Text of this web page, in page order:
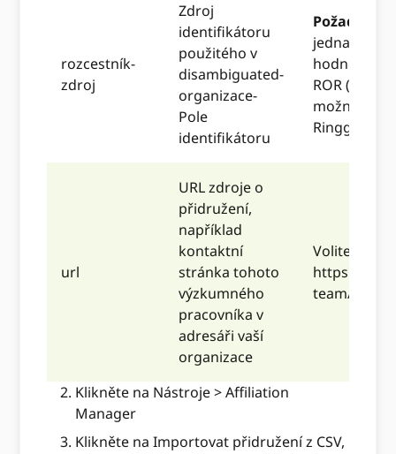
rozcestník-
zdroj
Zdroj
identifikátoru
použitého v
disambiguated-
organizace-
Pole
identifikátoru
jedna z
hodnot:
ROR
možnost)
Ringgold
url
URL zdroje o
přidružení,
například
kontaktní
stránka tohoto
výzkumného
pracovníka v
adresáři vaší
organizace
Volitelné,
https://
team/
Klikněte na Nástroje > Affiliation
Manager
Klikněte na Importovat přidružení z CSV,